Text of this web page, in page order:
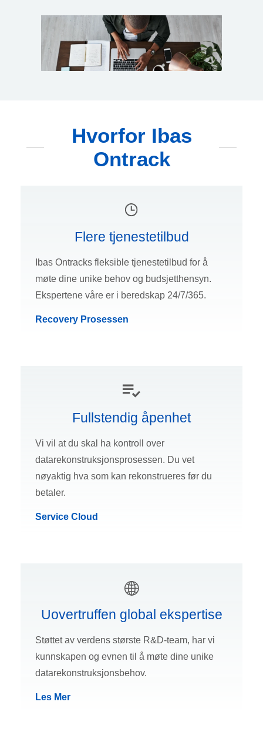
Hvorfor Ibas
Ontrack
Flere tjenestetilbud
Ibas Ontracks fleksible tjenestetilbud for å
møte dine unike behov og budsjetthensyn.
Ekspertene våre er i beredskap 24/7/365.
Recovery Prosessen
Fullstendig åpenhet
Vi vil at du skal ha kontroll over
datarekonstruksjonsprosessen. Du vet
nøyaktig hva som kan rekonstrueres før du
betaler.
Service Cloud
Uovertruffen global ekspertise
Støttet av verdens største R&D-team, har vi
kunnskapen og evnen til å møte dine unike
datarekonstruksjonsbehov.
Les Mer